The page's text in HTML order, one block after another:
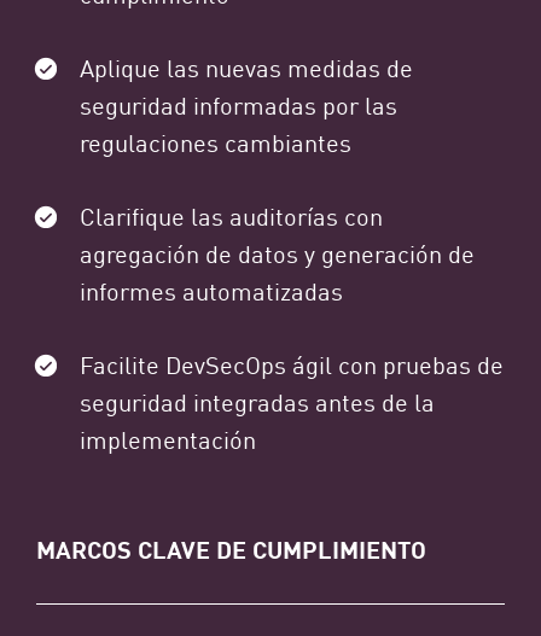
Aplique las nuevas medidas de
seguridad informadas por las
regulaciones cambiantes
Clarifique las auditorías con
agregación de datos y generación de
informes automatizadas
Facilite DevSecOps ágil con pruebas de
seguridad integradas antes de la
implementación
MARCOS CLAVE DE CUMPLIMIENTO